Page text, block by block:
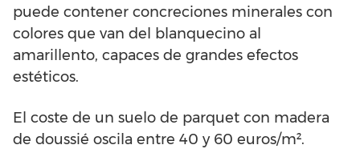
puede contener concreciones minerales con
colores que van del blanquecino al
amarillento, capaces de grandes efectos
estéticos.
El coste de un suelo de parquet con madera
de doussié oscila entre 40 y 60 euros/m².